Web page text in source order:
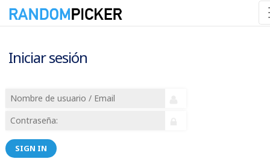
Iniciar sesión
SIGN IN